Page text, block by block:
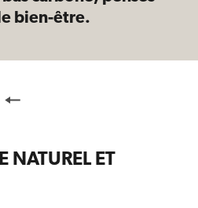
bien-être.
NATUREL ET